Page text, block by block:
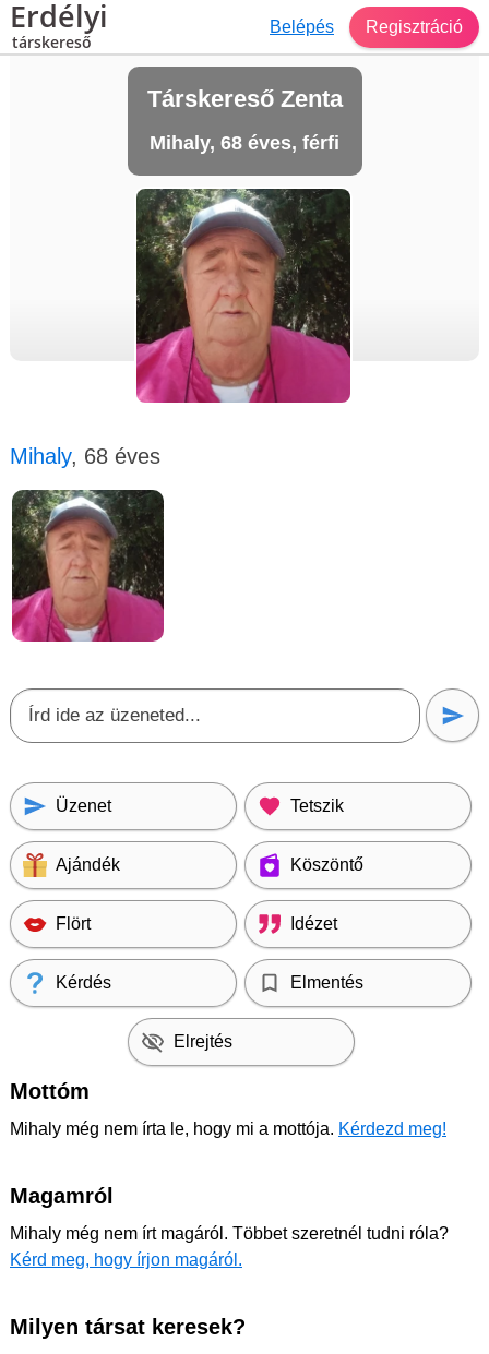
Erdélyi
társkereső
Belépés Regisztráció
Társkereső Zenta
Mihaly, 68 éves, férfi
Mihaly, 68 éves
Üzenet Tetszik
Ajándék Köszöntő
Flört Idézet
Kérdés Elmentés
Elrejtés
Mottóm
Mihaly még nem írta le, hogy mi a mottója. Kérdezd meg!
Magamról
Mihaly még nem írt magáról. Többet szeretnél tudni róla?
Kérd meg, hogy írjon magáról.
Milyen társat keresek?